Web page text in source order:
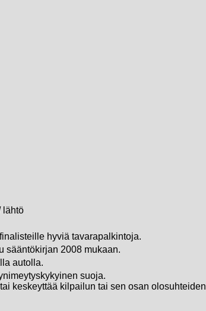
lähtö
hyviä tavarapalkintoja.
sääntökirjan 2008 mukaan.
autolla.
suoja.
keskeyttää kilpailun tai sen osan olosuhteiden